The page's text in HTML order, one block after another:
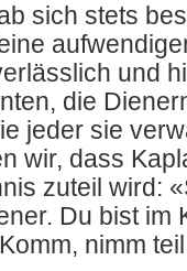
sich stets
und
die
jeder sie
wir, dass
zuteil wird:
Du bist im
nimm